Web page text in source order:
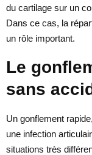
du cartilage sur un
Dans ce cas, la
un rôle important.
Le
sans
Un gonflement
une infection
situations très